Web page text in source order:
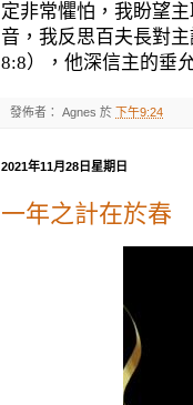
定非常懼怕，我盼望
音，我反思百夫長對
8:8），他深信主的垂
發佈者： Agnes 於 下午9:24
2021年11月28日星期日
一年之計在於春